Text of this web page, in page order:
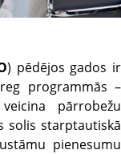
) pēdējos gados ir
programmās –
pārrobežu
solis starptautiskā
pienesumu